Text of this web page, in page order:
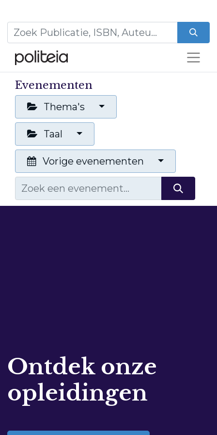
Evenementen
Thema's
Taal
Vorige evenementen
Ontdek onze
opleidingen